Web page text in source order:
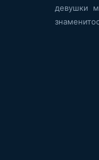
девушки